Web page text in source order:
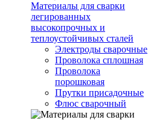
Материалы для сварки
легированных
высокопрочных и
теплоустойчивых сталей
Электроды сварочные
Проволока сплошная
Проволока
порошковая
Прутки присадочные
Флюс сварочный